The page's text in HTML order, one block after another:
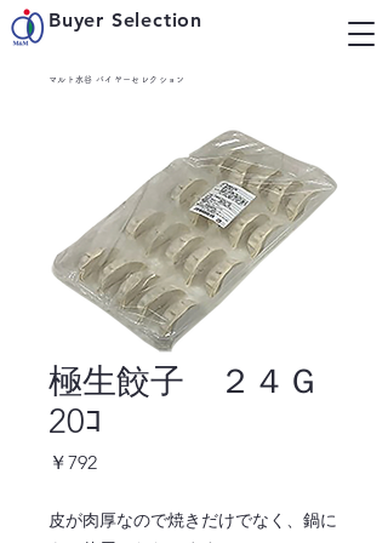
Buyer Selection
マルト水谷 バイヤーセレクション
極生餃子 ２４Ｇ
20ｺ
￥792価
皮が肉厚なので焼きだけでなく、鍋に